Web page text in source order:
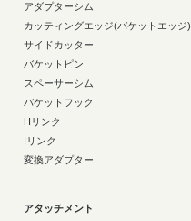
アダプターシム
カッティングエッジ(バケットエッジ)
サイドカッター
バケットピン
スペーサーシム
バケットフック
Hリンク
Iリンク
変換アダプター
アタッチメント